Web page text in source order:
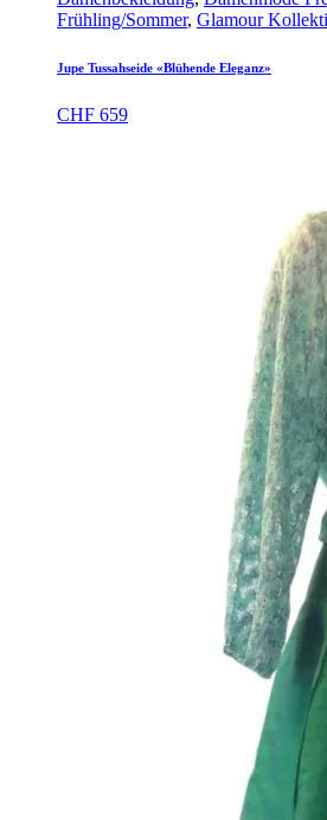
Frühling/Sommer, Glamour
Jupe Tussahseide «Blühende Eleganz»
CHF 659